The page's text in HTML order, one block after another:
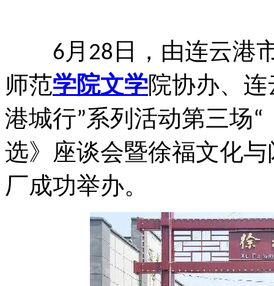
6 月 28 日，由连云港
师范学院文学院协办、
港城行”系列活动第三场“
选》座谈会暨徐福文化
厂成功举办。